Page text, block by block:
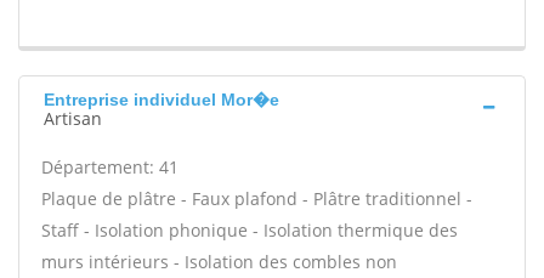
Entreprise individuel Mor�e
Artisan
Département: 41
Plaque de plâtre - Faux plafond - Plâtre traditionnel -
Staff - Isolation phonique - Isolation thermique des
murs intérieurs - Isolation des combles non